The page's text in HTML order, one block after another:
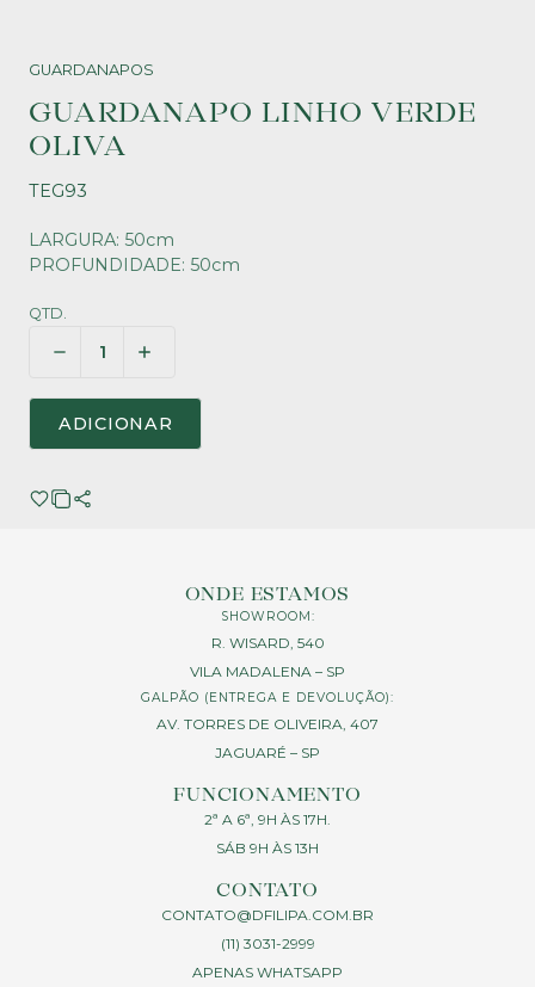
GUARDANAPOS
GUARDANAPO LINHO VERDE
OLIVA
TEG93
LARGURA: 50cm
PROFUNDIDADE: 50cm
QTD.
ADICIONAR
ONDE ESTAMOS
SHOWROOM:
R. WISARD, 540
VILA MADALENA – SP
GALPÃO (ENTREGA E DEVOLUÇÃO):
AV. TORRES DE OLIVEIRA, 407
JAGUARÉ – SP
FUNCIONAMENTO
2ª A 6ª, 9H ÀS 17H.
SÁB 9H ÀS 13H
CONTATO
CONTATO@DFILIPA.COM.BR
(11) 3031-2999
APENAS WHATSAPP